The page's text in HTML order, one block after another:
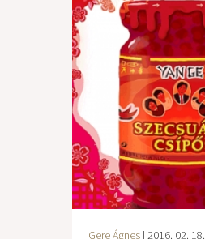
Gere Ágnes | 2016. 02. 18.